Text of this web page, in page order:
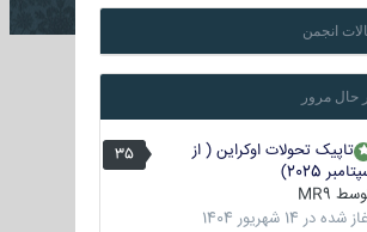
انجمن
حال مرور
35
تاپیک تحولات اوکراین ( از
2025)
MR9
شده در 14 شهریور 1404